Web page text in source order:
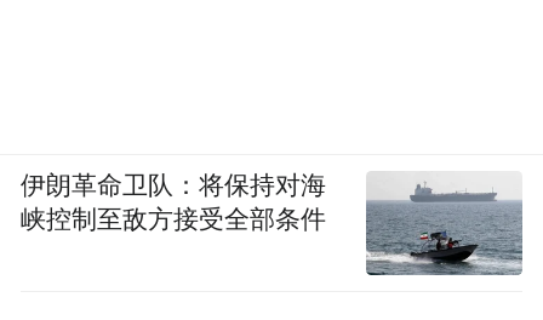
伊朗革命卫队：将保持对海
峡控制至敌方接受全部条件